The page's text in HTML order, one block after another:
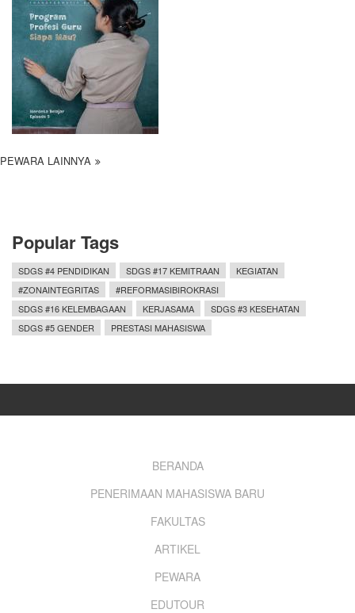
PEWARA LAINNYA
Popular Tags
SDGS #4 PENDIDIKAN SDGS #17 KEMITRAAN
KEGIATAN
#ZONAINTEGRITAS
#REFORMASIBIROKRASI
SDGS #16 KELEMBAGAAN
KERJASAMA
SDGS #3 KESEHATAN
SDGS #5 GENDER
PRESTASI MAHASISWA
BERANDA
PENERIMAAN MAHASISWA BARU
FAKULTAS
ARTIKEL
PEWARA
EDUTOUR